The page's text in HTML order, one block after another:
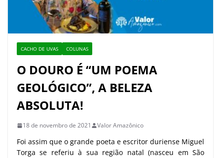
CACHO DE UVAS COLUNAS
O DOURO É “UM POEMA
GEOLÓGICO”, A BELEZA
ABSOLUTA!
18 de novembro de 2021 Valor Amazônico
Foi assim que o grande poeta e escritor duriense Miguel
Torga se referiu à sua região natal (nasceu em São